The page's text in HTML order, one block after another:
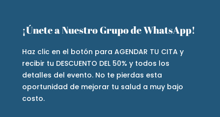
¡Únete a Nuestro Grupo de WhatsApp!
Haz clic en el botón para AGENDAR TU CITA y
recibir tu DESCUENTO DEL 50% y todos los
detalles del evento. No te pierdas esta
oportunidad de mejorar tu salud a muy bajo
costo.